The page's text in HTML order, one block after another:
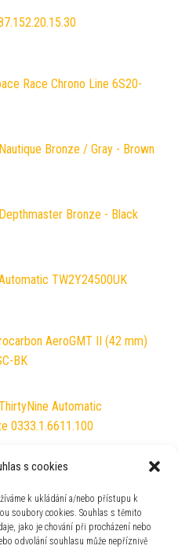
s cookies
k ukládání a/nebo přístupu k
soubory cookies. Souhlas s těmito
jako je chování při procházení nebo
odvolání souhlasu může nepříznivě
Race Chrono Line 6S20-
Bronze / Gray - Brown
Bronze - Black
TW2Y24500UK
AeroGMT II (42 mm)
BK
Automatic
0333.1.6611.100
Chronograph 10242-TIN-VIN
Grande Reserve 80801-